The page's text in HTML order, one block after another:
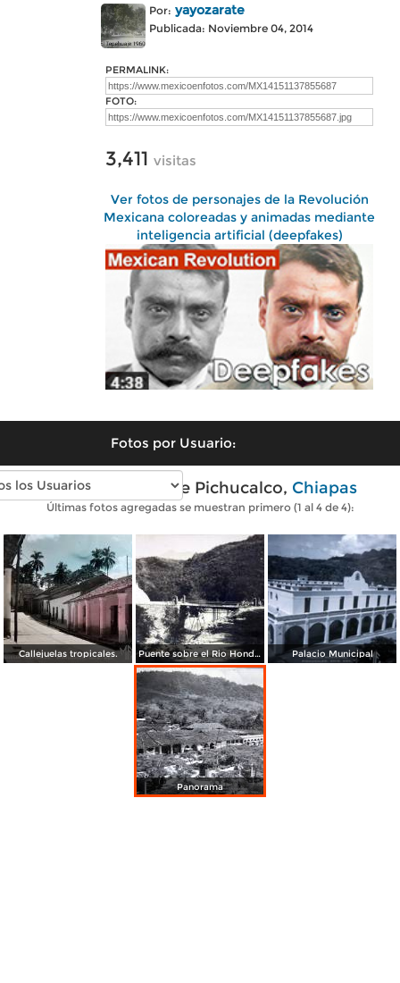
Por: yayozarate
Publicada: Noviembre 04, 2014
PERMALINK:
FOTO:
3,411 visitas
Ver fotos de personajes de la Revolución
Mexicana coloreadas y animadas mediante
inteligencia artificial (deepfakes)
Fotos por Usuario:
Fotos antiguas de Pichucalco, Chiapas
Últimas fotos agregadas se muestran primero (1 al 4 de 4):
Callejuelas tropicales. Puente sobre el Rio Hondo Carrete Pichucalco, Tuxtla Gutierrez Chiapas ( Circulada el 9 de Agosto de 1927 ). Palacio Municipal
Panorama